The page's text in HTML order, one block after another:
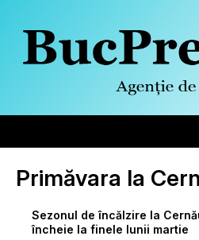
Primăvara la
Sezonul de încălzire la
încheie la finele lunii martie